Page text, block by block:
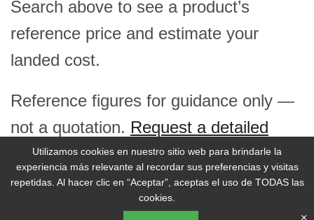
Utilizamos cookies en nuestro sitio web para brindarle la
experiencia más relevante al recordar sus preferencias y visitas
repetidas. Al hacer clic en “Aceptar”, aceptas el uso de TODAS las
cookies.
×
Search above to see a product’s
reference price and estimate your
landed cost.
Reference figures for guidance only —
not a quotation. Request a detailed
price report →